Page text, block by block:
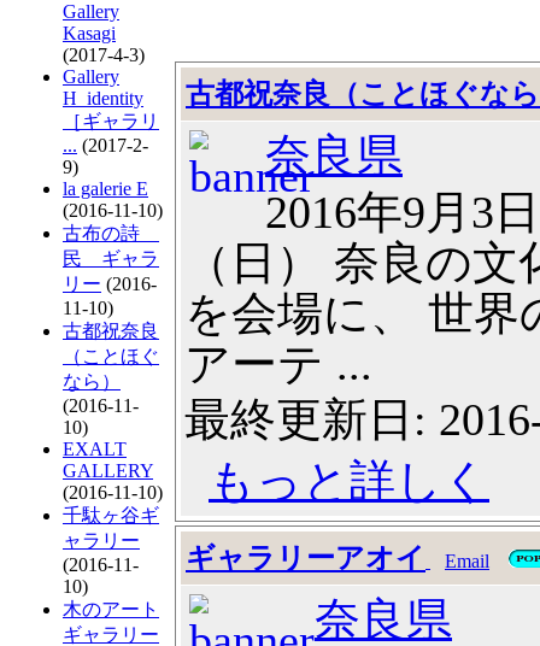
Gallery
Kasagi
(2017-4-3)
Gallery
H_identity
［ギャラリ
... (2017-2-
9)
la galerie E
(2016-11-10)
古布の詩
民 ギャラ
リー (2016-
11-10)
古都祝奈良
（ことほぐ
なら）
(2016-11-
10)
EXALT
GALLERY
(2016-11-10)
千駄ヶ谷ギ
ャラリー
(2016-11-
10)
木のアート
ギャラリー
古都祝奈良（ことほぐな
奈良県
2016年9月3
（日） 奈良の
を会場に、 世
アーテ ...
最終更新日:
もっと詳しく
ギャラリーアオイ Email
奈良県